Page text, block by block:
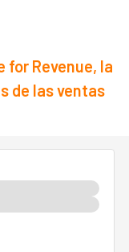
Revenue, la
de las ventas